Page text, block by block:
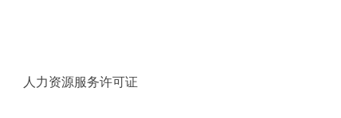
人力资源服务许可证